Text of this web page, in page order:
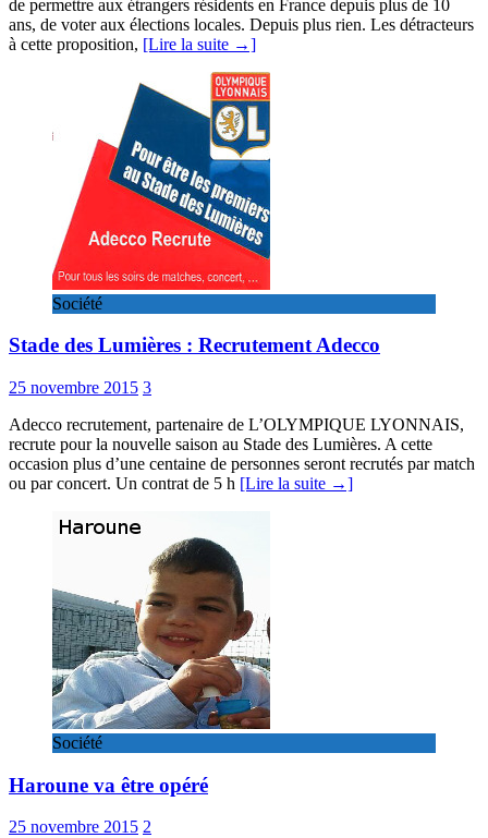
de permettre aux étrangers résidents en France depuis plus de 10
ans, de voter aux élections locales. Depuis plus rien. Les détracteurs
à cette proposition, [Lire la suite →]
Société
Stade des Lumières : Recrutement Adecco
25 novembre 2015 3
Adecco recrutement, partenaire de L’OLYMPIQUE LYONNAIS,
recrute pour la nouvelle saison au Stade des Lumières. A cette
occasion plus d’une centaine de personnes seront recrutés par match
ou par concert. Un contrat de 5 h [Lire la suite →]
Société
Haroune va être opéré
25 novembre 2015 2